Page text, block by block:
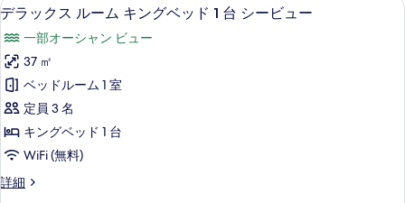
な
客
室
の
絞
り
込
み
条
ラ
ッ
ク
ス
ル
ー
ム
キ
11
デラックス ルーム キングベッド 1 台 シービュー
一部オーシャン ビュー
37 ㎡
ベッドルーム 1 室
定員 3 名
キングベッド 1 台
WiFi (無料)
詳細
デ